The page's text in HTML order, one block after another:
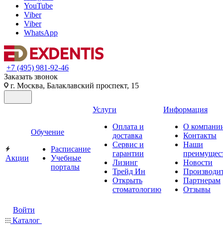
YouTube
Viber
Viber
WhatsApp
+7 (495) 981-92-46
Заказать звонок
г. Москва, Балаклавский проспект, 15
Акции
Обучение
Расписание
Учебные
порталы
Услуги
Оплата и
доставка
Сервис и
гарантии
Лизинг
Трейд Ин
Открыть
стоматологию
Информация
О
Контакты
Наши
Новости
Партнерам
Отзывы
Войти
Каталог